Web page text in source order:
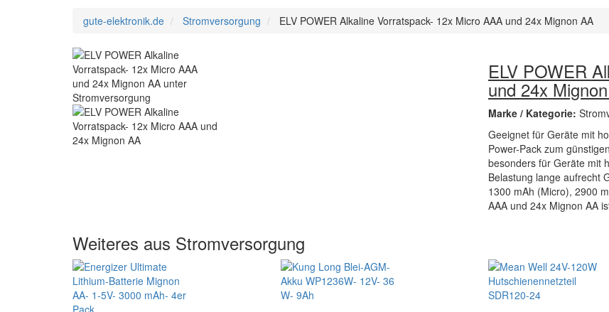
gute-elektronik.de
Stromversorgung ELV POWER Alkaline Vorratspack- 12x Micro AAA und 24x Mignon AA
ELV POWER
und 24x
Marke / Kategorie:
Geeignet für Geräte mit
Power-Pack zum
besonders für Geräte mit
Belastung lange aufrecht
1300 mAh (Micro), 2900
AAA und 24x Mignon AA
Weiteres aus Stromversorgung